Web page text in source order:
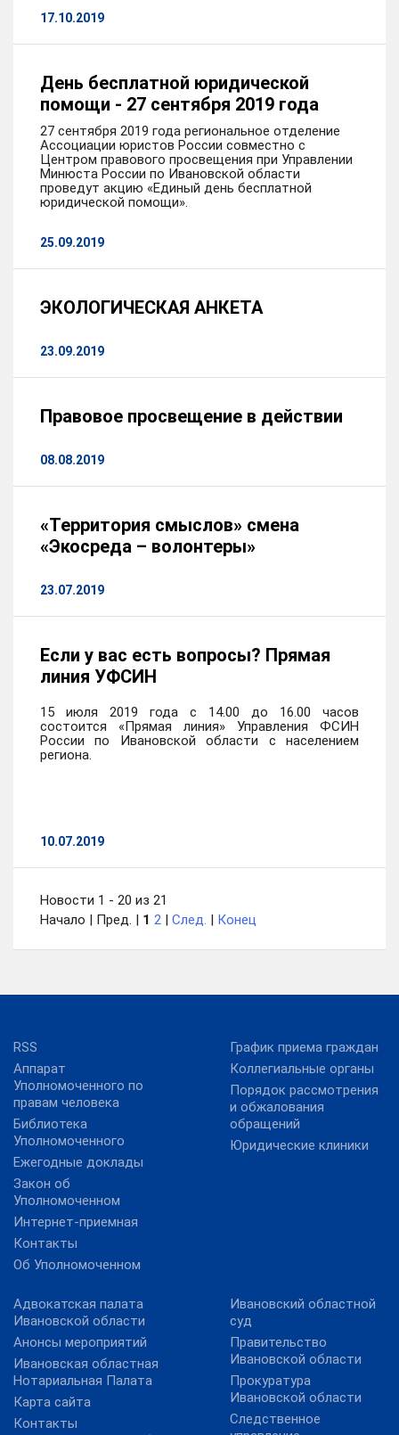
17.10.2019
День бесплатной юридической
помощи - 27 сентября 2019 года
27 сентября 2019 года региональное отделение
Ассоциации юристов России совместно с
Центром правового просвещения при Управлении
Минюста России по Ивановской области
проведут акцию «Единый день бесплатной
юридической помощи».
25.09.2019
ЭКОЛОГИЧЕСКАЯ АНКЕТА
23.09.2019
Правовое просвещение в действии
08.08.2019
«Территория смыслов» смена
«Экосреда – волонтеры»
23.07.2019
Если у вас есть вопросы? Прямая
линия УФСИН
15 июля 2019 года с 14.00 до 16.00 часов
состоится «Прямая линия» Управления ФСИН
России по Ивановской области с населением
региона.
10.07.2019
Новости 1 - 20 из 21
Начало | Пред. | 1 2 | След. | Конец
RSS
Аппарат
Уполномоченного по
правам человека
Библиотека
Уполномоченного
Ежегодные доклады
Закон об
Уполномоченном
Интернет-приемная
Контакты
Об Уполномоченном
График приема граждан
Коллегиальные органы
Порядок рассмотрения
и обжалования
обращений
Юридические клиники
Адвокатская палата
Ивановской области
Анонсы мероприятий
Ивановская областная
Нотариальная Палата
Карта сайта
Контакты
Ивановский областной
суд
Правительство
Ивановской области
Прокуратура
Ивановской области
Следственное